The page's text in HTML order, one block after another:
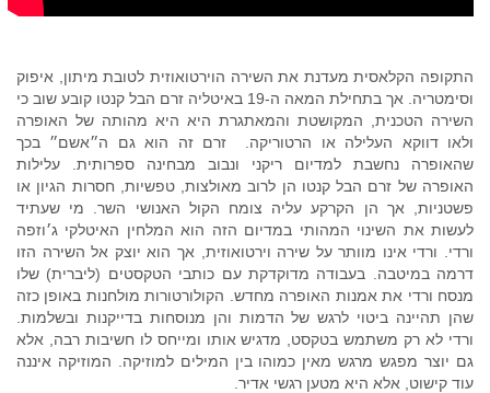
התקופה הקלאסית מעדנת את השירה הוירטואוזית לטובת מיתון, איפוק
וסימטריה. אך בתחילת המאה ה-19 באיטליה זרם הבל קנטו קובע שוב כי
השירה הטכנית, המקושטת והמאתגרת היא היא מהותה של האופרה
ולאו דווקא העלילה או הרטוריקה. זרם זה הוא גם ה״אשם״ בכך
שהאופרה נחשבת למדיום ריקני ונבוב מבחינה ספרותית. עלילות
האופרה של זרם הבל קנטו הן לרוב מאולצות, טפשיות, חסרות הגיון או
פשטניות, אך הן הקרקע עליה צומח הקול האנושי השר. מי שעתיד
לעשות את השינוי המהותי במדיום הזה הוא המלחין האיטלקי ג׳וזפה
ורדי. ורדי אינו מוותר על שירה וירטואוזית, אך הוא יוצק אל השירה הזו
דרמה במיטבה. בעבודה מדוקדקת עם כותבי הטקסטים (ליברית) שלו
מנסח ורדי את אמנות האופרה מחדש. הקולורטורות מולחנות באופן כזה
שהן תהיינה ביטוי לרגש של הדמות והן מנוסחות בדייקנות ובשלמות.
ורדי לא רק משתמש בטקסט, מדגיש אותו ומייחס לו חשיבות רבה, אלא
גם יוצר מפגש מרגש מאין כמוהו בין המילים למוזיקה. המוזיקה איננה
עוד קישוט, אלא היא מטען רגשי אדיר.